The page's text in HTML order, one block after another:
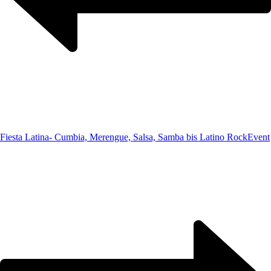
Fiesta Latina- Cumbia, Merengue, Salsa, Samba bis Latino RockEvent